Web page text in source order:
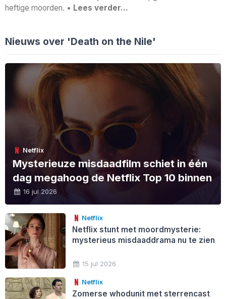
heftige moorden. • Lees verder…
Nieuws over 'Death on the Nile'
Netflix
Mysterieuze misdaadfilm schiet in één
dag megahoog de Netflix Top 10 binnen
16 jul 2026
Netflix
Netflix stunt met moordmysterie:
mysterieus misdaaddrama nu te zien
15 jul 2026
Netflix
Zomerse whodunit met sterrencast